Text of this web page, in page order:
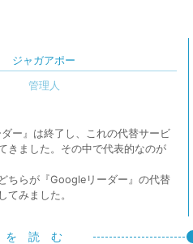
ジャガアポー
ー』は終了し、これの代替サービ
きました。その中で代表的なのが
ちらが『Googleリーダー』の代替
てみました。
読 む